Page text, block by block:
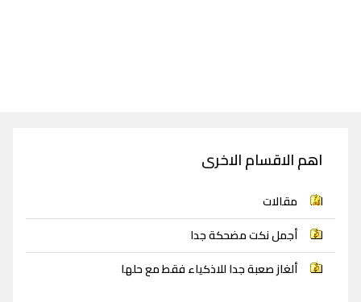
اهم الاقسام الاخرى
مقالات
أجمل نكت مضحكة جدا
ألغاز صعبة جدا للاذكياء فقط مع حلها